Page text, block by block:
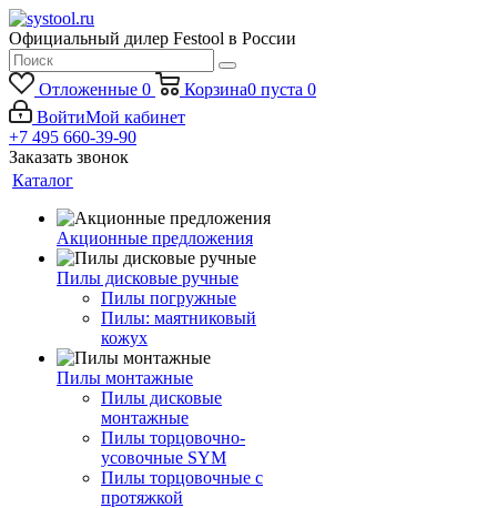
Официальный дилер Festool в России
Отложенные 0 Корзина0 пуста 0
ВойтиМой кабинет
+7 495 660-39-90
Заказать звонок
Каталог
Акционные предложения
Пилы дисковые ручные
Пилы погружные
Пилы: маятниковый
кожух
Пилы монтажные
Пилы дисковые
монтажные
Пилы торцовочно-
усовочные SYM
Пилы торцовочные с
протяжкой